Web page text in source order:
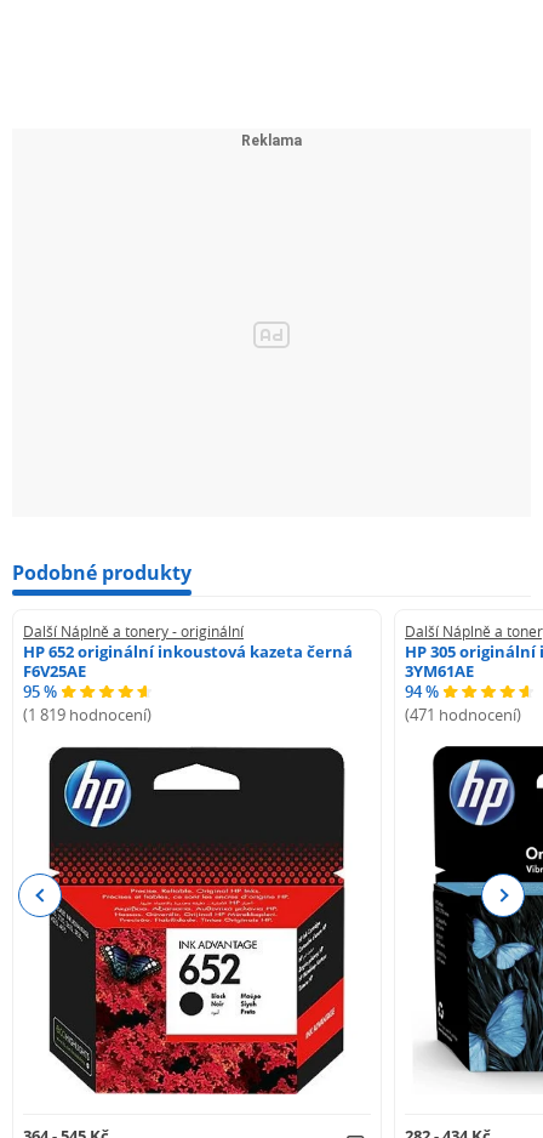
Podobné produkty
Další Náplně a tonery - originální
HP 652 originální inkoustová kazeta černá
F6V25AE
95 %
(1 819 hodnocení)
Další Náplně a
HP 305
3YM61AE
94 %
(471 hodnocení)
Previous Next